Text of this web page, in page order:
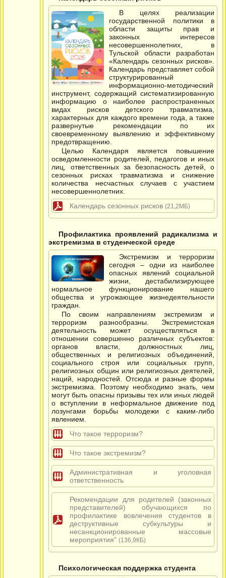
В целях реализации
государственной политики в
области защиты прав и
законных интересов
несовершеннолетних, в
Тульской области разработан
«Календарь сезонных рисков».
Календарь представляет собой
структурированный
информационно-методический
инструмент, содержащий систематизированную
информацию о наиболее распространенных
видах рисков детского травматизма,
характерных для каждого времени года, а также
развернутые рекомендации по их
своевременному выявлению и эффективному
предотвращению.
Целью Календаря является повышение
осведомленности родителей, педагогов и иных
лиц, ответственных за безопасность детей, о
сезонных рисках травматизма и снижение
количества несчастных случаев с участием
несовершеннолетних.
Календарь сезонных рисков(21,2МБ)
Профилактика проявлений радикализма и
экстремизма в студенческой среде
Экстремизм и терроризм
сегодня – одни из наиболее
опасных явлений социальной
жизни, дестабилизирующее
нормальное функционирование нашего
общества и угрожающее жизнедеятельности
граждан.
По своим направлениям экстремизм и
терроризм разнообразны. Экстремистская
деятельность может осуществляться в
отношении совершенно различных субъектов:
органов власти, должностных лиц,
общественных и религиозных объединений,
социального строя или социальных групп,
религиозных общин или религиозных деятелей,
наций, народностей. Отсюда и разные формы
экстремизма. Поэтому необходимо знать, чем
могут быть опасны призывы тех или иных людей
о вступлении в неформальное движение под
лозунгами борьбы молодежи с каким-либо
явлением.
Что такое терроризм?
Что такое экстремизм?
Административная и уголовная
ответственность
Рекомендации для родителей (законных
представителей) обучающихся по
профилактике вовлечения студентов в
деструктивные субкультуры и
несанкционированные массовые
мероприятия"(136,9КБ)
Психологическая поддержка студента